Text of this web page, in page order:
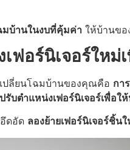
มบ้านในงบที่คุ้มค่า ให้บ้านขอ
เฟอร์นิเจอร์ให
ปลี่ยนโฉมบ้านของคุณคือ กา
ปรับตำแหน่งเฟอร์นิเจอร์เพื่อ
ดอัด ลองย้ายเฟอร์นิเจอร์ชิ้น